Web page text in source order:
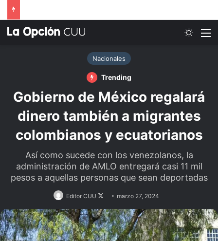
Nacionales
Trending
Gobierno de México regalará
dinero también a migrantes
colombianos y ecuatorianos
Así como sucede con los venezolanos, la
administración de AMLO entregará casi 11 mil
pesos a aquellas personas que sean deportadas
Editor CUU
Follow
on
X
marzo 27, 2024